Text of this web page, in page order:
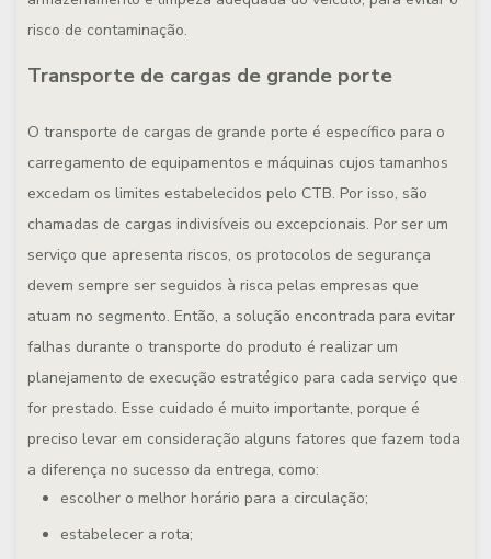
risco de contaminação.
Transporte de cargas de grande porte
O transporte de cargas de grande porte é específico para o
carregamento de equipamentos e máquinas cujos tamanhos
excedam os limites estabelecidos pelo CTB. Por isso, são
chamadas de cargas indivisíveis ou excepcionais. Por ser um
serviço que apresenta riscos, os protocolos de segurança
devem sempre ser seguidos à risca pelas empresas que
atuam no segmento. Então, a solução encontrada para evitar
falhas durante o transporte do produto é realizar um
planejamento de execução estratégico para cada serviço que
for prestado. Esse cuidado é muito importante, porque é
preciso levar em consideração alguns fatores que fazem toda
a diferença no sucesso da entrega, como:
escolher o melhor horário para a circulação;
estabelecer a rota;